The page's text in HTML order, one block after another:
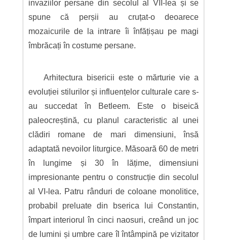
invaziilor persane din secolul al VII-lea și se
spune că perșii au cruțat-o deoarece
mozaicurile de la intrare îi înfățișau pe magi
îmbrăcați în costume persane.
Arhitectura bisericii este o mărturie vie a
evoluției stilurilor și influențelor culturale care s-
au succedat în Betleem. Este o biseică
paleocreștină, cu planul caracteristic al unei
clădiri romane de mari dimensiuni, însă
adaptată nevoilor liturgice. Măsoară 60 de metri
în lungime și 30 în lățime, dimensiuni
impresionante pentru o construcție din secolul
al VI-lea. Patru rânduri de coloane monolitice,
probabil preluate din bserica lui Constantin,
împart interiorul în cinci naosuri, creând un joc
de lumini și umbre care îl întâmpină pe vizitator